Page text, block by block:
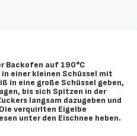
Backofen auf 190°C
einer kleinen Schüssel mit
in eine große Schüssel geben,
bis sich Spitzen in der
langsam dazugeben und
verquirlten Eigelbe
unter den Eischnee heben.